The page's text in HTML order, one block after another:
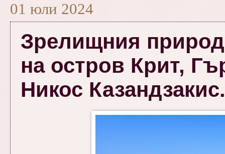
01 юли 2024
Зрелищния
на остров Крит,
Никос Казандзакис.